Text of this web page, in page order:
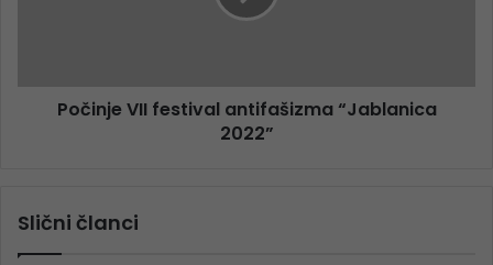
Počinje VII festival antifašizma “Jablanica
2022”
Slični članci